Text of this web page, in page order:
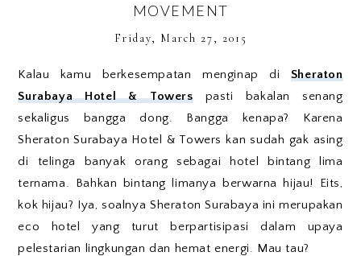
MOVEMENT
Friday, March 27, 2015
Kalau kamu berkesempatan menginap di Sheraton
Surabaya Hotel & Towerspasti bakalan senang
sekaligus bangga dong. Bangga kenapa? Karena
Sheraton Surabaya Hotel & Towers kan sudah gak asing
di telinga banyak orang sebagai hotel bintang lima
ternama. Bahkan bintang limanya berwarna hijau! Eits,
kok hijau? Iya, soalnya Sheraton Surabaya ini merupakan
eco hotel yang turut berpartisipasi dalam upaya
pelestarian lingkungan dan hemat energi. Mau tau?